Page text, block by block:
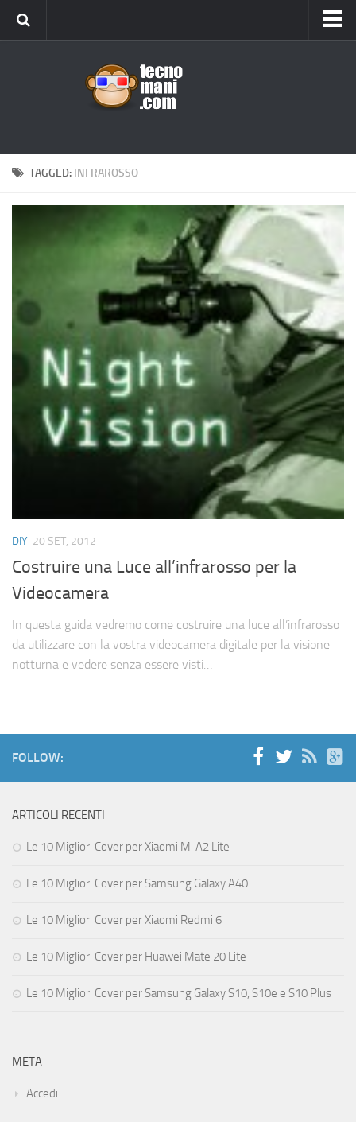
Windows
News
Recensioni
Contact Us
Privacy
TAGGED: INFRAROSSO
DIY 20 SET, 2012
Costruire una Luce all’infrarosso per la
Videocamera
In questa guida vedremo come costruire una luce all’infrarosso
da utilizzare con la vostra videocamera digitale per la visione
notturna e vedere senza essere visti…
FOLLOW:
ARTICOLI RECENTI
Le 10 Migliori Cover per Xiaomi Mi A2 Lite
Le 10 Migliori Cover per Samsung Galaxy A40
Le 10 Migliori Cover per Xiaomi Redmi 6
Le 10 Migliori Cover per Huawei Mate 20 Lite
Le 10 Migliori Cover per Samsung Galaxy S10, S10e e S10 Plus
META
Accedi